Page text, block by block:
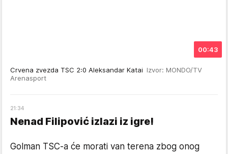
00:43
Crvena zvezda TSC 2:0 Aleksandar Katai Izvor: MONDO/TV
Arenasport
21:34
Nenad Filipović izlazi iz igre!
Golman TSC-a će morati van terena zbog onog